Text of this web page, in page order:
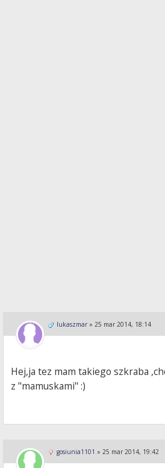
lukaszmar» 25 mar 2014, 18:14
Hej,ja tez mam takiego szkraba
z "mamuskami" :)
gosiunia1101 » 25 mar 2014, 19:42